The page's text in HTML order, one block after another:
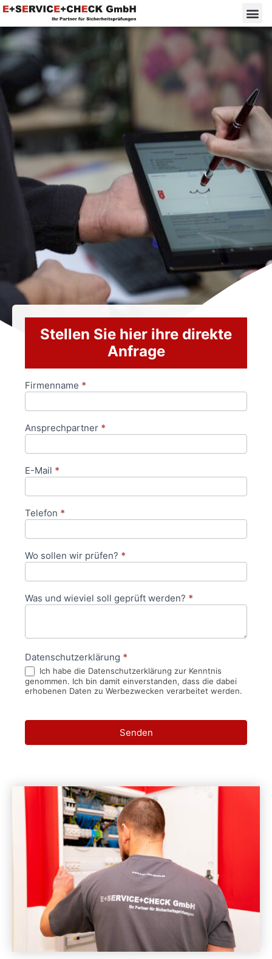
Stellen Sie hier ihre direkte
Anfrage
Anfrageformular
Firmenname *
Ansprechpartner *
E-Mail *
Telefon *
Wo sollen wir prüfen? *
Was und wieviel soll geprüft werden? *
Datenschutzerklärung *
Ich habe die Datenschutzerklärung zur Kenntnis
genommen. Ich bin damit einverstanden, dass die dabei
erhobenen Daten zu Werbezwecken verarbeitet werden.
Senden